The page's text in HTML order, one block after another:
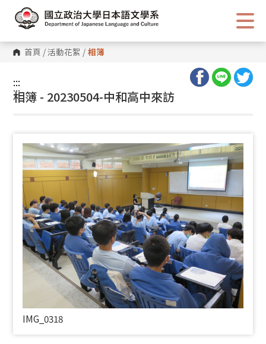
內
容 首頁 /活動花絮 / 相簿
:::
:::
相簿 - 20230504-中和高中來訪
IMG_0318